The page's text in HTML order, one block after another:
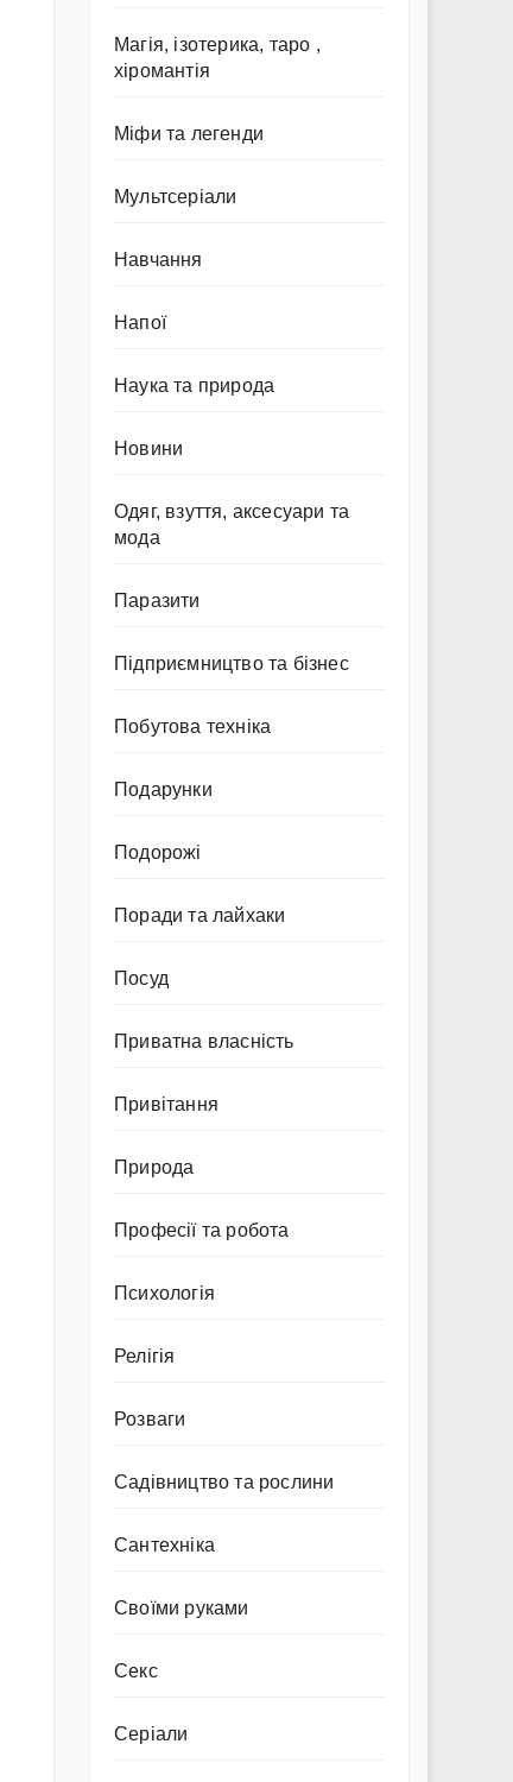
Магія, ізотерика, таро ,
хіромантія
Міфи та легенди
Мультсеріали
Навчання
Напої
Наука та природа
Новини
Одяг, взуття, аксесуари та
мода
Паразити
Підприємництво та бізнес
Побутова техніка
Подарунки
Подорожі
Поради та лайхаки
Посуд
Приватна власність
Привітання
Природа
Професії та робота
Психологія
Релігія
Розваги
Садівництво та рослини
Сантехніка
Своїми руками
Секс
Серіали